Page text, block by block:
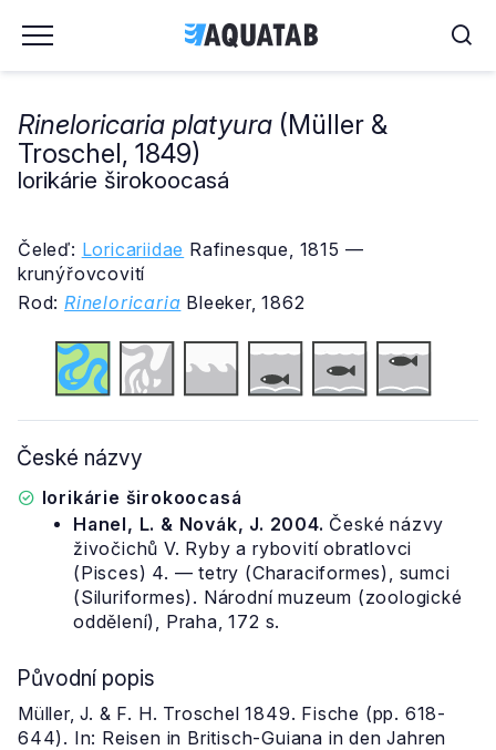
Rineloricaria platyura (Müller &
Troschel, 1849)
lorikárie širokoocasá
Čeleď: Loricariidae Rafinesque, 1815 —
krunýřovcovití
Rod: Rineloricaria Bleeker, 1862
České názvy
lorikárie širokoocasá
Hanel, L. & Novák, J. 2004. České názvy
živočichů V. Ryby a rybovití obratlovci
(Pisces) 4. — tetry (Characiformes), sumci
(Siluriformes). Národní muzeum (zoologické
oddělení), Praha, 172 s.
Původní popis
Müller, J. & F. H. Troschel 1849. Fische (pp. 618-
644). In: Reisen in Britisch-Guiana in den Jahren